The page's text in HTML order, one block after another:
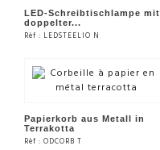
SIEHE DAS PRODUKT
LED-Schreibtischlampe mit
doppelter...
Rèf : LEDSTEELIO N
Papierkorb aus Metall in
Terrakotta
Rèf : ODCORB T